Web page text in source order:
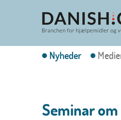
Nyheder
Seminar